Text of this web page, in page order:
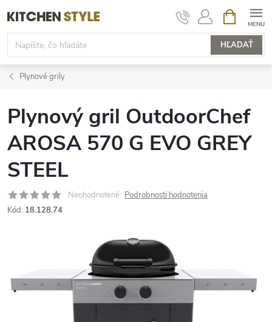
na
obsah
HĽADAŤ
KOŠÍK
Plynové grily
Plynový gril OutdoorChef
AROSA 570 G EVO GREY
STEEL
Neohodnotené Podrobnosti hodnotenia
Kód: 18.128.74